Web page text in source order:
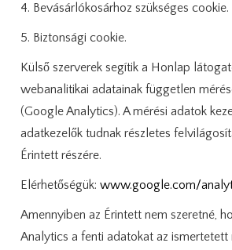
4. Bevásárlókosárhoz szükséges cookie.
5. Biztonsági cookie.
Külső szerverek segítik a Honlap
webanalitikai adatainak független
(Google Analytics). A mérési adatok
adatkezelők tudnak részletes
Érintett részére.
Elérhetőségük: www.google.com/
Amennyiben az Érintett nem szeretné,
Analytics a fenti adatokat az ismertetett